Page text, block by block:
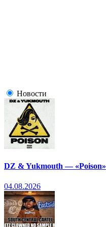
Новости
DZ & Yukmouth — «Poison»
04.08.2026